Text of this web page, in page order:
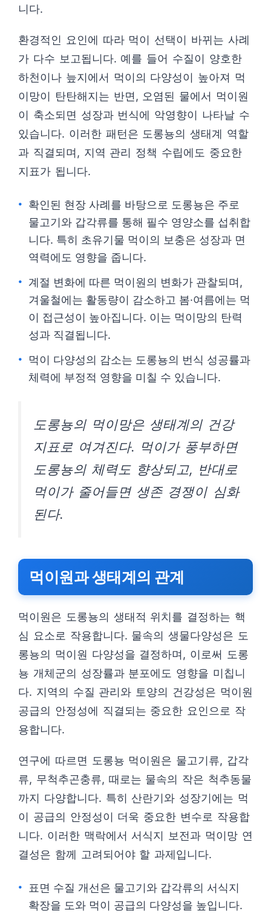
니다.
환경적인 요인에 따라 먹이 선택이 바뀌는 사례
가 다수 보고됩니다. 예를 들어 수질이 양호한
하천이나 늪지에서 먹이의 다양성이 높아져 먹
이망이 탄탄해지는 반면, 오염된 물에서 먹이원
이 축소되면 성장과 번식에 악영향이 나타날 수
있습니다. 이러한 패턴은 도롱뇽의 생태계 역할
과 직결되며, 지역 관리 정책 수립에도 중요한
지표가 됩니다.
확인된 현장 사례를 바탕으로 도롱뇽은 주로
물고기와 갑각류를 통해 필수 영양소를 섭취합
니다. 특히 초유기물 먹이의 보충은 성장과 면
역력에도 영향을 줍니다.
계절 변화에 따른 먹이원의 변화가 관찰되며,
겨울철에는 활동량이 감소하고 봄·여름에는 먹
이 접근성이 높아집니다. 이는 먹이망의 탄력
성과 직결됩니다.
먹이 다양성의 감소는 도롱뇽의 번식 성공률과
체력에 부정적 영향을 미칠 수 있습니다.
도롱뇽의 먹이망은 생태계의 건강
지표로 여겨진다. 먹이가 풍부하면
도롱뇽의 체력도 향상되고, 반대로
먹이가 줄어들면 생존 경쟁이 심화
된다.
먹이원과 생태계의 관계
먹이원은 도롱뇽의 생태적 위치를 결정하는 핵
심 요소로 작용합니다. 물속의 생물다양성은 도
롱뇽의 먹이원 다양성을 결정하며, 이로써 도롱
뇽 개체군의 성장률과 분포에도 영향을 미칩니
다. 지역의 수질 관리와 토양의 건강성은 먹이원
공급의 안정성에 직결되는 중요한 요인으로 작
용합니다.
연구에 따르면 도롱뇽 먹이원은 물고기류, 갑각
류, 무척추곤충류, 때로는 물속의 작은 척추동물
까지 다양합니다. 특히 산란기와 성장기에는 먹
이 공급의 안정성이 더욱 중요한 변수로 작용합
니다. 이러한 맥락에서 서식지 보전과 먹이망 연
결성은 함께 고려되어야 할 과제입니다.
표면 수질 개선은 물고기와 갑각류의 서식지
확장을 도와 먹이 공급의 다양성을 높입니다.